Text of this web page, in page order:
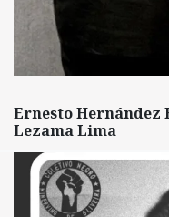
Ernesto Hernández
Lezama Lima